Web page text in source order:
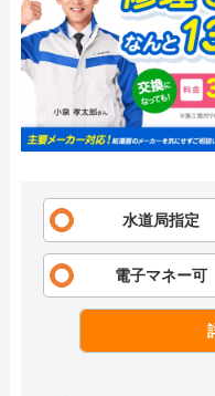
水道局指定
電子マネー可